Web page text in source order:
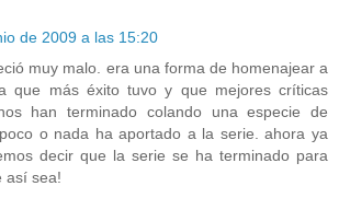
de 2009 a las 15:20
muy malo. era una forma de homenajear a
que más éxito tuvo y que mejores críticas
han terminado colando una especie de
o nada ha aportado a la serie. ahora ya
decir que la serie se ha terminado para
así sea!